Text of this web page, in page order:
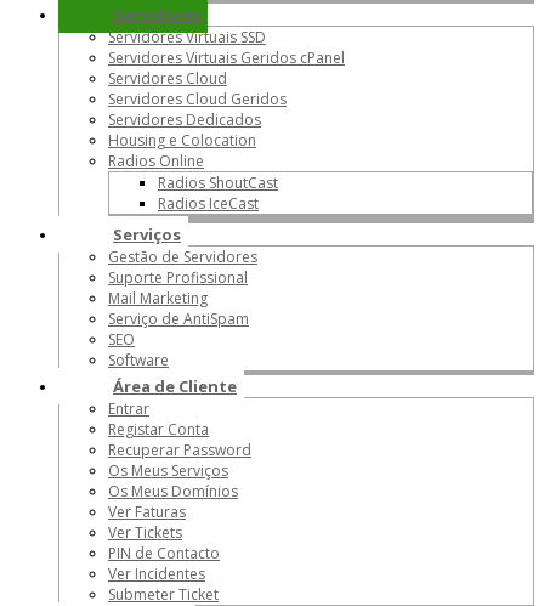
Servidores
Servidores Virtuais SSD
Servidores Virtuais Geridos cPanel
Servidores Cloud
Servidores Cloud Geridos
Servidores Dedicados
Housing e Colocation
Radios Online
Radios ShoutCast
Radios IceCast
Serviços
Gestão de Servidores
Suporte Profissional
Mail Marketing
Serviço de AntiSpam
SEO
Software
Área de Cliente
Entrar
Registar Conta
Recuperar Password
Os Meus Serviços
Os Meus Domínios
Ver Faturas
Ver Tickets
PIN de Contacto
Ver Incidentes
Submeter Ticket